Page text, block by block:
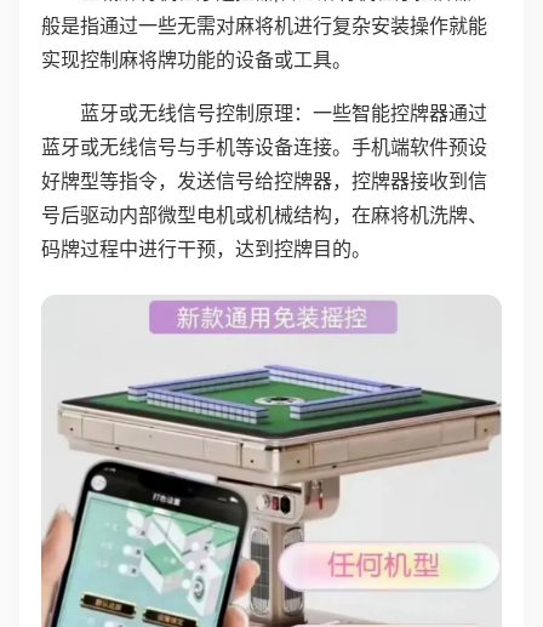
般是指通过一些无需对麻将机进行复杂安装操作就能
实现控制麻将牌功能的设备或工具。
蓝牙或无线信号控制原理：一些智能控牌器通过
蓝牙或无线信号与手机等设备连接。手机端软件预设
好牌型等指令，发送信号给控牌器，控牌器接收到信
号后驱动内部微型电机或机械结构，在麻将机洗牌、
码牌过程中进行干预，达到控牌目的。